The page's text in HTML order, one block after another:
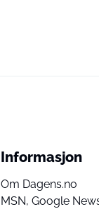
Informasjon
Om Dagens.no
MSN, Google